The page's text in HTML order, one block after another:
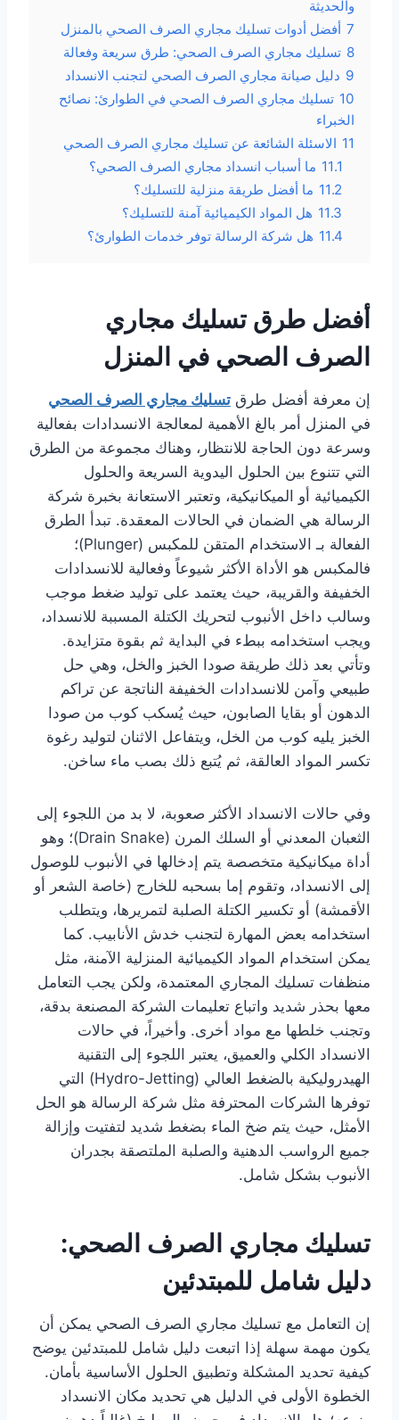
والحديثة
7 أفضل أدوات تسليك مجاري الصرف الصحي بالمنزل
8 تسليك مجاري الصرف الصحي: طرق سريعة وفعالة
9 دليل صيانة مجاري الصرف الصحي لتجنب الانسداد
10 تسليك مجاري الصرف الصحي في الطوارئ: نصائح
الخبراء
11 الاسئلة الشائعة عن تسليك مجاري الصرف الصحي
11.1 ما أسباب انسداد مجاري الصرف الصحي؟
11.2 ما أفضل طريقة منزلية للتسليك؟
11.3 هل المواد الكيميائية آمنة للتسليك؟
11.4 هل شركة الرسالة توفر خدمات الطوارئ؟
أفضل طرق تسليك مجاري
الصرف الصحي في المنزل
إن معرفة أفضل طرق تسليك مجاري الصرف الصحي
في المنزل أمر بالغ الأهمية لمعالجة الانسدادات بفعالية
وسرعة دون الحاجة للانتظار، وهناك مجموعة من الطرق
التي تتنوع بين الحلول اليدوية السريعة والحلول
الكيميائية أو الميكانيكية، وتعتبر الاستعانة بخبرة شركة
الرسالة هي الضمان في الحالات المعقدة. تبدأ الطرق
الفعالة بـ الاستخدام المتقن للمكبس (Plunger)؛
فالمكبس هو الأداة الأكثر شيوعاً وفعالية للانسدادات
الخفيفة والقريبة، حيث يعتمد على توليد ضغط موجب
وسالب داخل الأنبوب لتحريك الكتلة المسببة للانسداد،
ويجب استخدامه ببطء في البداية ثم بقوة متزايدة.
وتأتي بعد ذلك طريقة صودا الخبز والخل، وهي حل
طبيعي وآمن للانسدادات الخفيفة الناتجة عن تراكم
الدهون أو بقايا الصابون، حيث يُسكب كوب من صودا
الخبز يليه كوب من الخل، ويتفاعل الاثنان لتوليد رغوة
تكسر المواد العالقة، ثم يُتبع ذلك بصب ماء ساخن.
وفي حالات الانسداد الأكثر صعوبة، لا بد من اللجوء إلى
الثعبان المعدني أو السلك المرن (Drain Snake)؛ وهو
أداة ميكانيكية متخصصة يتم إدخالها في الأنبوب للوصول
إلى الانسداد، وتقوم إما بسحبه للخارج (خاصة الشعر أو
الأقمشة) أو تكسير الكتلة الصلبة لتمريرها، ويتطلب
استخدامه بعض المهارة لتجنب خدش الأنابيب. كما
يمكن استخدام المواد الكيميائية المنزلية الآمنة، مثل
منظفات تسليك المجاري المعتمدة، ولكن يجب التعامل
معها بحذر شديد واتباع تعليمات الشركة المصنعة بدقة،
وتجنب خلطها مع مواد أخرى. وأخيراً، في حالات
الانسداد الكلي والعميق، يعتبر اللجوء إلى التقنية
الهيدروليكية بالضغط العالي (Hydro-Jetting) التي
توفرها الشركات المحترفة مثل شركة الرسالة هو الحل
الأمثل، حيث يتم ضخ الماء بضغط شديد لتفتيت وإزالة
جميع الرواسب الدهنية والصلبة الملتصقة بجدران
الأنبوب بشكل شامل.
تسليك مجاري الصرف الصحي:
دليل شامل للمبتدئين
إن التعامل مع تسليك مجاري الصرف الصحي يمكن أن
يكون مهمة سهلة إذا اتبعت دليل شامل للمبتدئين يوضح
كيفية تحديد المشكلة وتطبيق الحلول الأساسية بأمان.
الخطوة الأولى في الدليل هي تحديد مكان الانسداد